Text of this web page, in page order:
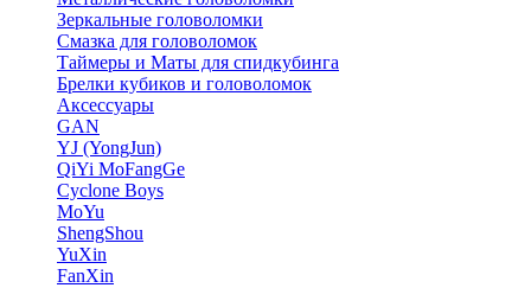
Зеркальные головоломки
Смазка для головоломок
Таймеры и Маты для спидкубинга
Брелки кубиков и головоломок
Аксессуары
GAN
YJ (YongJun)
QiYi MoFangGe
Cyclone Boys
MoYu
ShengShou
YuXin
FanXin